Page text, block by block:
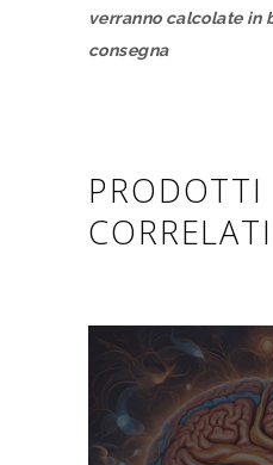
verranno calcolate in
consegna
PRODOTTI
CORRELATI